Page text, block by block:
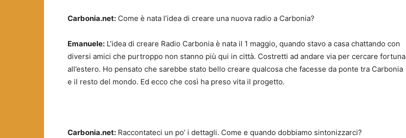
Carbonia.net: Come è nata l’idea di creare una nuova radio a Carbonia?
Emanuele: L’idea di creare Radio Carbonia è nata il 1 maggio, quando stavo a casa chattando con
diversi amici che purtroppo non stanno più qui in città. Costretti ad andare via per cercare fortuna
all’estero. Ho pensato che sarebbe stato bello creare qualcosa che facesse da ponte tra Carbonia
e il resto del mondo. Ed ecco che così ha preso vita il progetto.
Carbonia.net: Raccontateci un po’ i dettagli. Come e quando dobbiamo sintonizzarci?